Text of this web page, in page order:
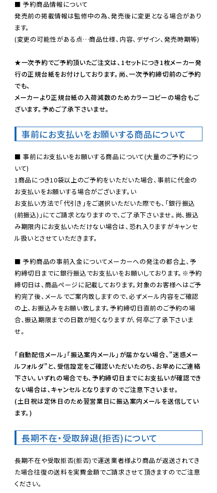
■ 予約商品情報について
発売前の掲載情報は監修中の為、発売後に変更となる場合があり
ます。
(変更の可能性がある点…商品仕様、内容、デザイン、発売時期等)
★一次予約でご予約頂いたご注文は、1セットにつき1枚メーカー発
行の正規台紙をお付けしております。尚、一次予約締切前のご予約
でも、
メーカーより正規台紙の入荷減数のためカラーコピーの場合もご
ざいます。予めご了承下さいませ。
事前にお支払いをお願いする商品について
■ 事前にお支払いをお願いする商品について(大量のご予約につ
いて)
1商品につき10袋以上のご予約をいただいた場合、事前に代金の
お支払いをお願いする場合がございます。い
お支払い方法で「代引き」をご選択いただいた際でも、「銀行振込
(前振込)」にてご請求となりますので、ご了承下さいませ。尚、振込
み期限内にお支払いただけない場合は、恐れ入りますがキャンセ
ル扱いとさせていただきます。
■ 予約商品の事前入金についてメーカーへの発注の都合上、予
約締切日までに銀行振込でお支払いをお願いしております。※予約
締切日は、商品ページに記載しております。対象のお客様へはご予
約完了後、メールでご案内致しますので、必ずメール内容をご確認
の上、お振込みをお願い致します。予約締切日直前のご予約の場
合、振込期限までの日数が短くなりますが、何卒ご了承下さいま
せ。
「自動配信メール」「振込案内メール」が届かない場合、”迷惑メー
ルフォルダ”と、受信設定をご確認いただいたのち、お早めにご連絡
下さい。いずれの場合でも、予約締切日までにお支払いが確認でき
ない場合は、キャンセルとなりますのでご注意下さいませ。
(土日祝は定休日のため翌営業日に振込案内メールを送信してい
ます。)
長期不在・受取辞退(拒否)について
長期不在や受取拒否(拒否)で運送業者様より商品が返送されてき
た場合往復の送料を実費金額でご請求させて頂きますのでご注意
ください。